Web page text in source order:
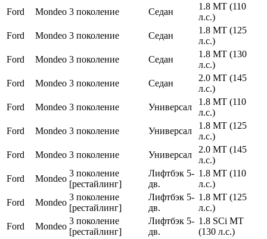
Ford
Mondeo 3 поколение Седан
1.8 MT (110
л.с.)
Ford
Mondeo 3 поколение Седан
1.8 MT (125
л.с.)
Ford
Mondeo 3 поколение Седан
1.8 MT (130
л.с.)
Ford
Mondeo 3 поколение Седан
2.0 MT (145
л.с.)
Ford
Mondeo 3 поколение Универсал
1.8 MT (110
л.с.)
Ford
Mondeo 3 поколение Универсал
1.8 MT (125
л.с.)
Ford
Mondeo 3 поколение Универсал
2.0 MT (145
л.с.)
Ford
Mondeo
3 поколение
[рестайлинг]
Лифтбэк 5-
дв.
1.8 MT (110
л.с.)
Ford
Mondeo
3 поколение
[рестайлинг]
Лифтбэк 5-
дв.
1.8 MT (125
л.с.)
Ford
Mondeo
3 поколение
[рестайлинг]
Лифтбэк 5-
дв.
1.8 SCi MT
(130 л.с.)